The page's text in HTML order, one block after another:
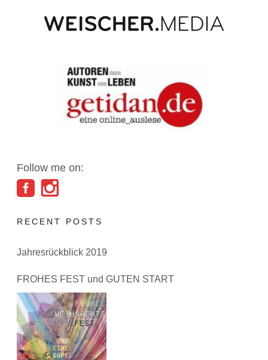
Follow me on:
RECENT POSTS
Jahresrückblick 2019
FROHES FEST und GUTEN START